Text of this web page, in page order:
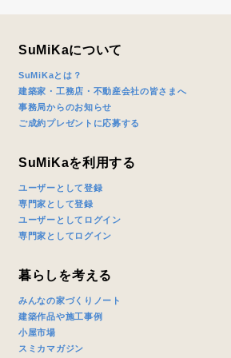
SuMiKaについて
SuMiKaとは？
建築家・工務店・不動産会社の皆さまへ
事務局からのお知らせ
ご成約プレゼントに応募する
SuMiKaを利用する
ユーザーとして登録
専門家として登録
ユーザーとしてログイン
専門家としてログイン
暮らしを考える
みんなの家づくりノート
建築作品や施工事例
小屋市場
スミカマガジン